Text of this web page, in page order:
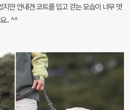
만 안내견 코트를 입고 걷는 모습이 너무 멋
.. ^^